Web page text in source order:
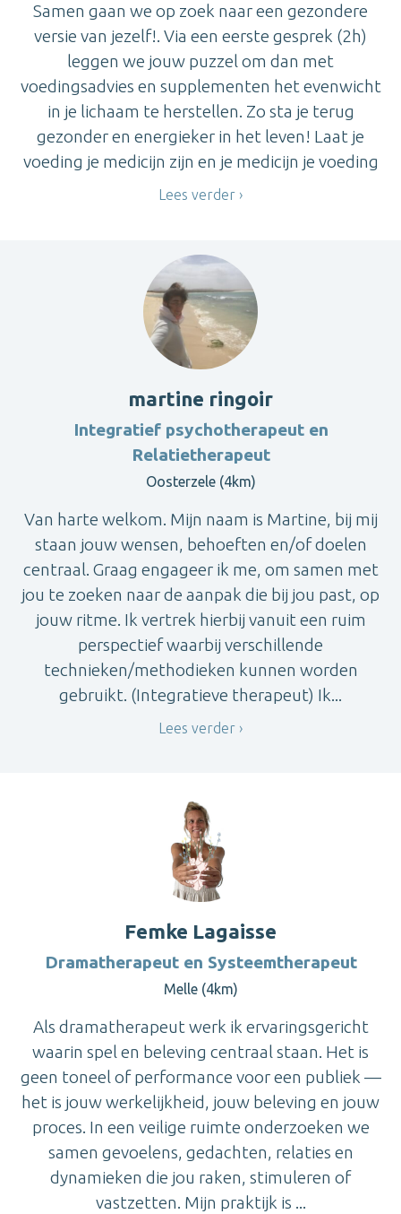
Samen gaan we op zoek naar een gezondere
versie van jezelf!. Via een eerste gesprek (2h)
leggen we jouw puzzel om dan met
voedingsadvies en supplementen het evenwicht
in je lichaam te herstellen. Zo sta je terug
gezonder en energieker in het leven! Laat je
voeding je medicijn zijn en je medicijn je voeding
Lees verder
martine ringoir
Integratief psychotherapeut en
Relatietherapeut
Oosterzele (4km)
Van harte welkom. Mijn naam is Martine, bij mij
staan jouw wensen, behoeften en/of doelen
centraal. Graag engageer ik me, om samen met
jou te zoeken naar de aanpak die bij jou past, op
jouw ritme. Ik vertrek hierbij vanuit een ruim
perspectief waarbij verschillende
technieken/methodieken kunnen worden
gebruikt. (Integratieve therapeut) Ik...
Lees verder
Femke Lagaisse
Dramatherapeut en Systeemtherapeut
Melle (4km)
Als dramatherapeut werk ik ervaringsgericht
waarin spel en beleving centraal staan. Het is
geen toneel of performance voor een publiek —
het is jouw werkelijkheid, jouw beleving en jouw
proces. In een veilige ruimte onderzoeken we
samen gevoelens, gedachten, relaties en
dynamieken die jou raken, stimuleren of
vastzetten. Mijn praktijk is ...